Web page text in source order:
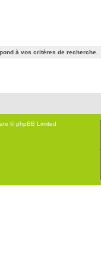
à vos critères de recherche.
© phpBB Limited